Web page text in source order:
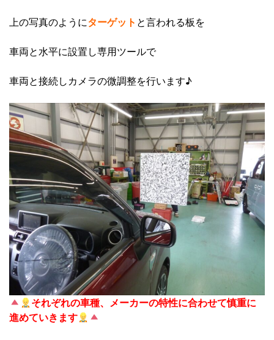
上の写真のようにターゲット と言われる板を
車両と水平に設置し専用ツールで
車両と接続しカメラの微調整を行います♪
それぞれの車種、メーカーの特性に合わせて慎重に
進めていきます